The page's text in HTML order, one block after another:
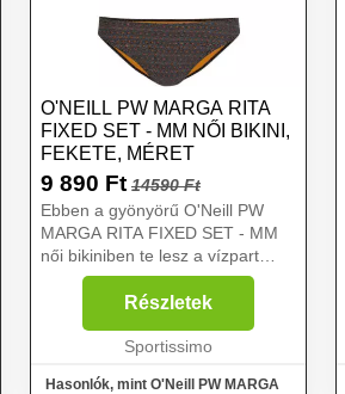
O'NEILL PW MARGA RITA
FIXED SET - MM NŐI BIKINI,
FEKETE, MÉRET
9 890 Ft 14590 Ft
Ebben a gyönyörű O'Neill PW
MARGA RITA FIXED SET - MM
női bikiniben te lesz a vízpart
királynője! Háromszög alakú
kosara és klasszikus kötős
megoldása csodás dekoltázst
varázsol, míg a közepes
Részletek
Sportissimo
Hasonlók, mint O'Neill PW MARGA